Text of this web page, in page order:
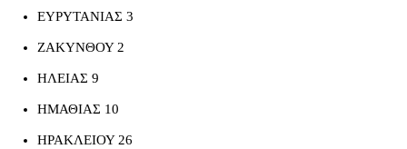
ΕΥΡΥΤΑΝΙΑΣ 3
ΖΑΚΥΝΘΟΥ 2
ΗΛΕΙΑΣ 9
ΗΜΑΘΙΑΣ 10
ΗΡΑΚΛΕΙΟΥ 26